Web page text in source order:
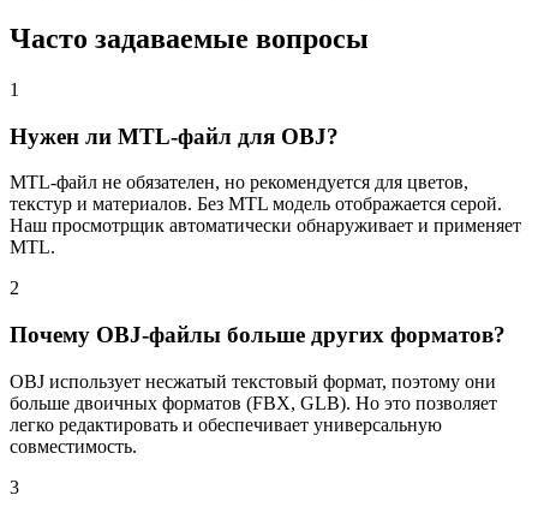
Часто задаваемые вопросы
1
Нужен ли MTL-файл для OBJ?
MTL-файл не обязателен, но рекомендуется для цветов,
текстур и материалов. Без MTL модель отображается серой.
Наш просмотрщик автоматически обнаруживает и применяет
MTL.
2
Почему OBJ-файлы больше других форматов?
OBJ использует несжатый текстовый формат, поэтому они
больше двоичных форматов (FBX, GLB). Но это позволяет
легко редактировать и обеспечивает универсальную
совместимость.
3